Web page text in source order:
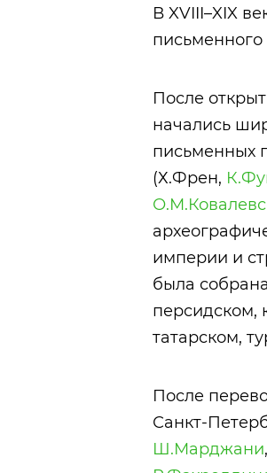
В XVIII–XIX
После
начались
письменных
(Х.Френ,
империи и
была
персидском,
татарском,
После
Санкт-
Ш.Марджани